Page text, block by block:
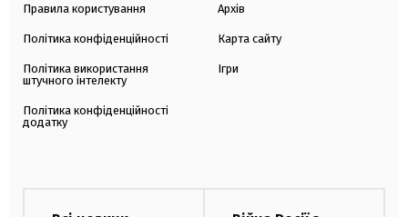
Правила користування
Політика конфіденційності
Політика використання
штучного інтелекту
Політика конфіденційності
додатку
Архів
Карта сайту
Ігри